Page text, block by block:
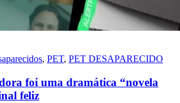
, PET, PET DESAPARECIDO
foi uma dramática “novela
feliz